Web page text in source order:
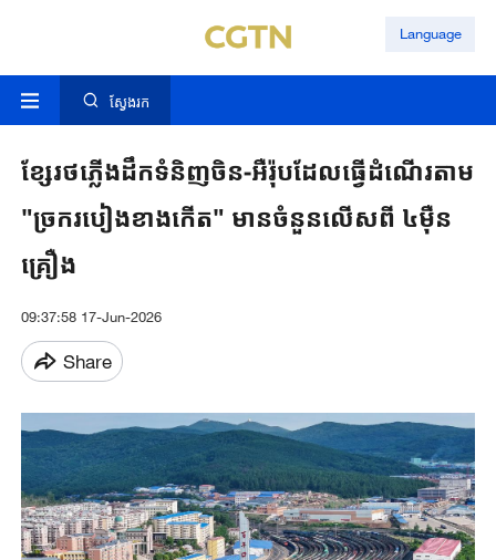
Language
ស្វែងរក
ខ្សែ​រថភ្លើង​ដឹកទំនិញចិន-អឺរ៉ុបដែល​ធ្វើ​ដំណើរ​តាម
"ច្រករបៀងខាងកើត" មាន​ចំនួន​លើស​ពី ៤ម៉ឺន
គ្រឿង
09:37:58 17-Jun-2026
Share